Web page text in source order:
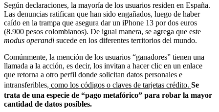
Según declaraciones, la mayoría de los usuarios residen en España.
Las denuncias ratifican que han sido engañados, luego de haber
caído en la trampa que asegura dar un iPhone 13 por dos euros
(8.900 pesos colombianos). De igual manera, se agrega que este
modus operandi sucede en los diferentes territorios del mundo.
Comúnmente, la mención de los usuarios “ganadores” tienen una
llamada a la acción, es decir, los invitan a hacer clic en un enlace
que retorna a otro perfil donde solicitan datos personales e
intransferibles, como los códigos o claves de tarjetas crédito. Se
trata de una especie de “pago metafórico” para robar la mayor
cantidad de datos posibles.